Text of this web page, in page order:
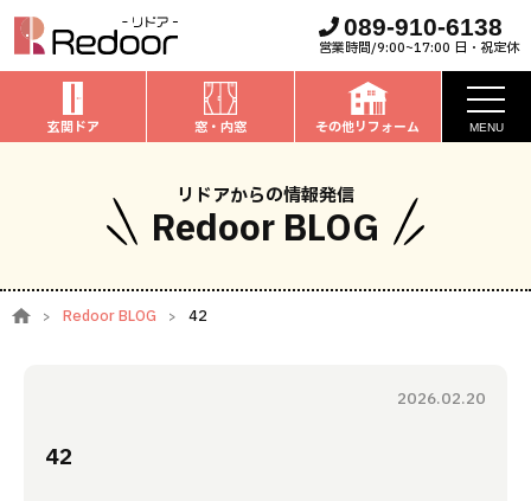
089-910-6138
営業時間/9:00~17:00 日・祝定休
玄関ドア 窓・内窓 その他リフォーム MENU
私たちについて
取扱商品
お家全般
お客様の声
リドアからの情報発信
Redoor BLOG
Redoor BLOG 42
2026.02.20
42